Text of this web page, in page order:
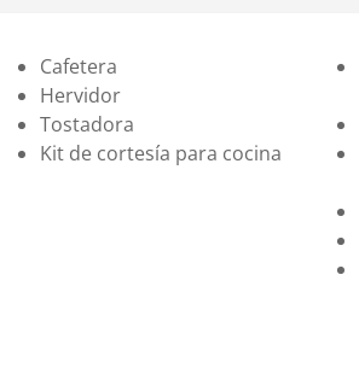
Cafetera
Hervidor
Tostadora
Kit de cortesía para cocina